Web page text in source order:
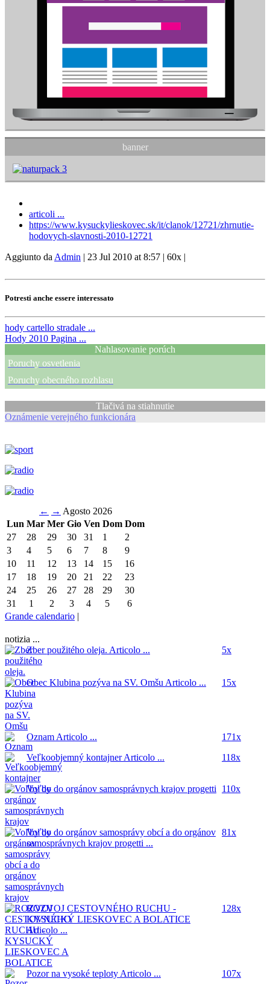
banner
articoli ...
https://www.kysuckylieskovec.sk/it/clanok/12721/zhrnutie-
hodovych-slavnosti-2010-12721
Aggiunto da Admin | 23 Jul 2010 at 8:57 | 60x |
Potresti anche essere interessato
hody cartello stradale ...
Hody 2010 Pagina ...
Nahlasovanie porúch
Poruchy osvetlenia
Poruchy obecného rozhlasu
Tlačivá na stiahnutie
Oznámenie verejného funkcionára
← → Agosto 2026
Lun Mar Mer Gio Ven Dom Dom
27
28 29 30 31 1
2
3
4 5 6 7 8
9
10
11 12 13 14 15
16
17
18 19 20 21 22
23
24
25 26 27 28 29
30
31
1 2 3 4 5
6
Grande calendario |
notizia ...
Zber použitého oleja. Articolo ... 5x
Obec Klubina pozýva na SV. Omšu Articolo ... 15x
Oznam Articolo ...
171x
Veľkoobjemný kontajnerArticolo ... 118x
Voľby do orgánov samosprávnych krajov progetti
...
110x
Voľby do orgánov samosprávy obcí a do orgánov
samosprávnych krajov progetti ...
81x
ROZVOJ CESTOVNÉHO RUCHU -
KYSUCKÝ LIESKOVEC A BOLATICE
Articolo ...
128x
Pozor na vysoké teploty Articolo ... 107x